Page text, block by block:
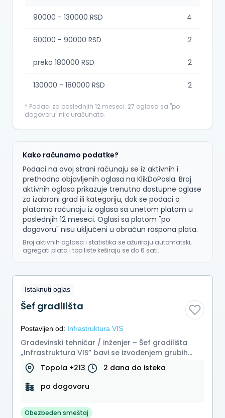
90000 - 130000 RSD 4
60000 - 90000 RSD 2
preko 180000 RSD 2
130000 - 180000 RSD 2
* Podaci za poslednjih 12 meseci. 27 oglasa sa "po
dogovoru" nije uračunato.
Kako računamo podatke?
Podaci na ovoj strani računaju se iz aktivnih i
prethodno objavljenih oglasa na KlikDoPosla. Broj
aktivnih oglasa prikazuje trenutno dostupne oglase
za izabrani grad ili kategoriju, dok se podaci o
platama računaju iz oglasa sa unetom platom u
poslednjih 12 meseci. Oglasi sa platom "po
dogovoru" nisu uključeni u obračun raspona plata.
Broj aktivnih oglasa i statistika se ažuriraju automatski;
agregati plata i top liste keširaju se do 6 sati.
Istaknuti oglas
Šef gradilišta
Postavljen od: Infrastruktura VIS
Građevinski tehničar / inženjer – Šef gradilišta
„Infrastruktura VIS” bavi se izvođenjem grubih
građevinskih radova u ob...
Topola +213
2 dana do isteka
po dogovoru
Obezbeđen smeštaj